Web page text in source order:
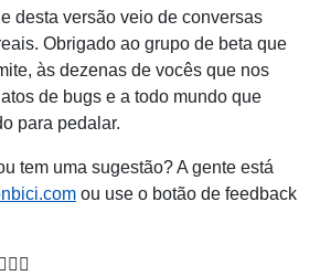
desta versão veio de conversas
Obrigado ao grupo de beta que
às dezenas de vocês que nos
de bugs e a todo mundo que
para pedalar.
tem uma sugestão? A gente está
ou use o botão de feedback